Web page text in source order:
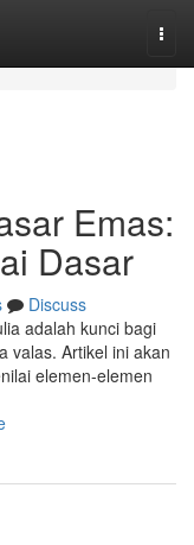
Emas:
Dasar
Discuss
adalah kunci bagi
valas. Artikel ini akan
elemen-elemen